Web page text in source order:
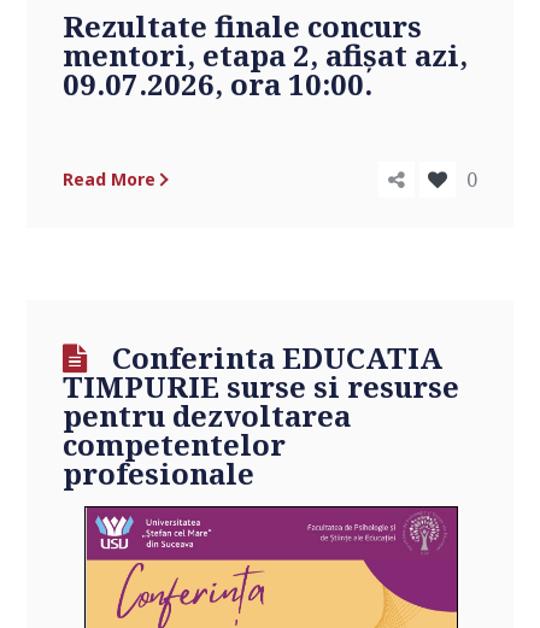
Rezultate finale concurs
mentori, etapa 2, afişat azi,
09.07.2026, ora 10:00.
Read More 0
Conferinta EDUCATIA
TIMPURIE surse si resurse
pentru dezvoltarea
competentelor
profesionale